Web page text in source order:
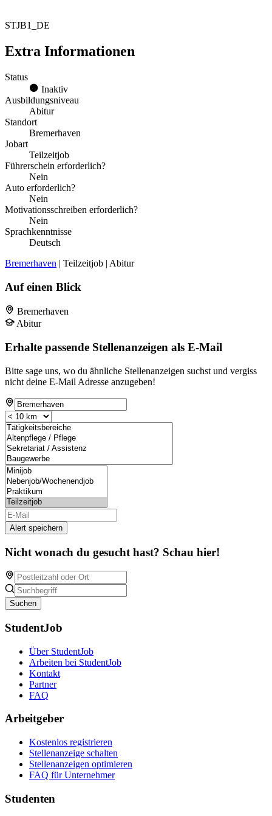
STJB1_DE
Extra Informationen
Status
Inaktiv
Ausbildungsniveau
Abitur
Standort
Bremerhaven
Jobart
Teilzeitjob
Führerschein erforderlich?
Nein
Auto erforderlich?
Nein
Motivationsschreiben erforderlich?
Nein
Sprachkenntnisse
Deutsch
Bremerhaven | Teilzeitjob | Abitur
Auf einen Blick
Bremerhaven
Abitur
Erhalte passende Stellenanzeigen als E-Mail
Bitte sage uns, wo du ähnliche Stellenanzeigen suchst und vergiss
nicht deine E-Mail Adresse anzugeben!
Alert speichern
Nicht wonach du gesucht hast? Schau hier!
Suchen
StudentJob
Über StudentJob
Arbeiten bei StudentJob
Kontakt
Partner
FAQ
Arbeitgeber
Kostenlos registrieren
Stellenanzeige schalten
Stellenanzeigen optimieren
FAQ für Unternehmer
Studenten